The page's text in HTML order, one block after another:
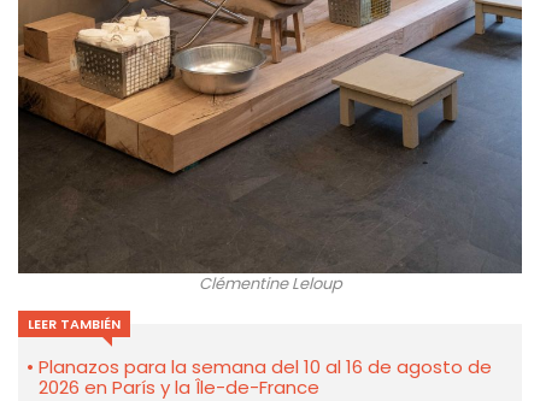
Clémentine Leloup
LEER TAMBIÉN
Planazos para la semana del 10 al 16 de agosto de
2026 en París y la Île-de-France